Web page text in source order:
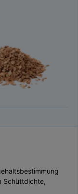
Schüttdichte,